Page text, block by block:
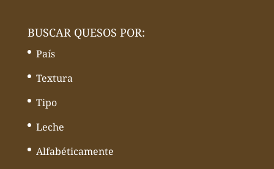
BUSCAR QUESOS POR:
País
Textura
Tipo
Leche
Alfabéticamente